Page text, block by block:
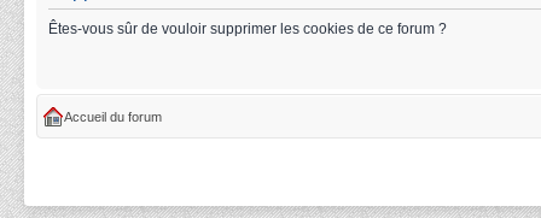
Êtes-vous sûr de vouloir supprimer les cookies de ce forum ?
Accueil du forum